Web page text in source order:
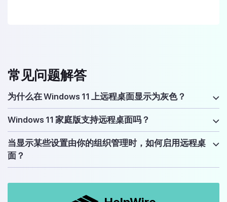
常见问题解答
为什么在 Windows 11 上远程桌面显示为灰色？
Windows 11 家庭版支持远程桌面吗？
当显示某些设置由你的组织管理时，如何启用远程桌
面？